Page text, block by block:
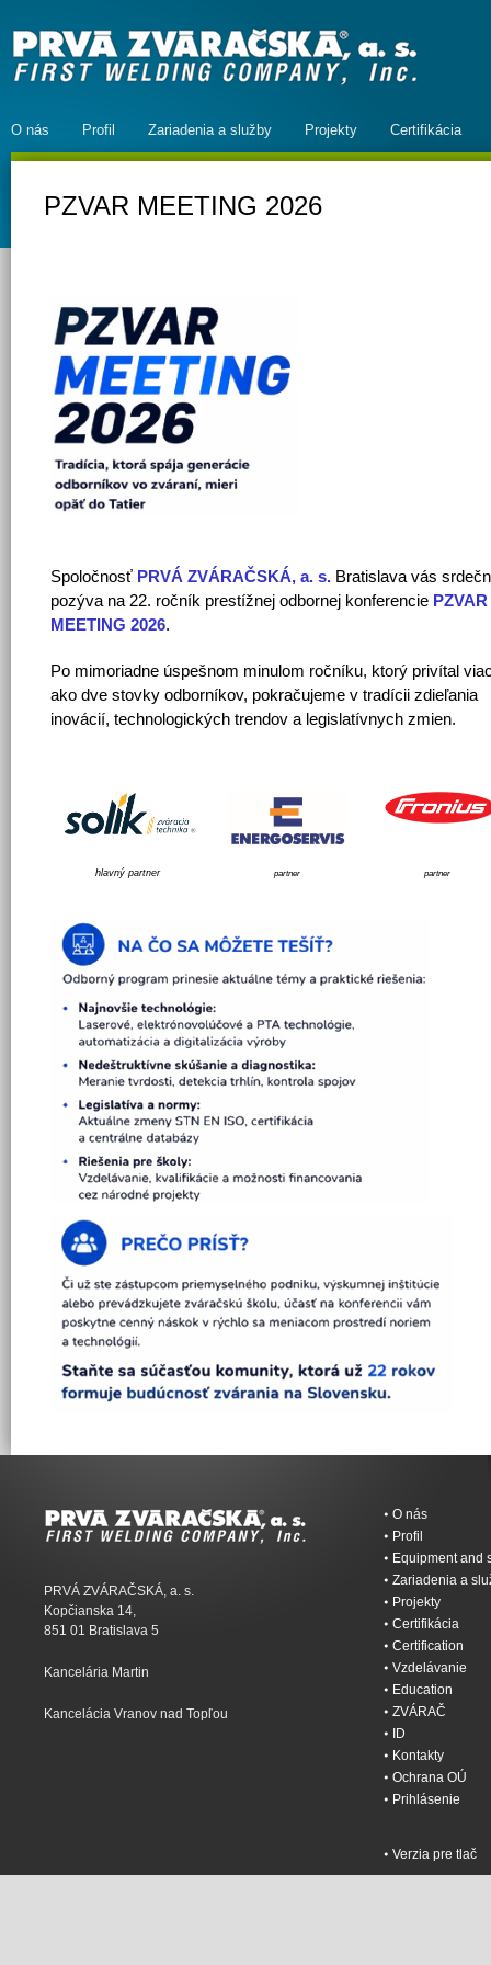
O nás Profil Zariadenia a služby Projekty Certifikácia
PZVAR MEETING 2026
Spoločnosť PRVÁ ZVÁRAČSKÁ, a. s. Bratislava vás
pozýva na 22. ročník prestížnej odbornej konferencie PZVAR
MEETING 2026.
Po mimoriadne úspešnom minulom ročníku, ktorý privítal
ako dve stovky odborníkov, pokračujeme v tradícii zdieľania
inovácií, technologických trendov a legislatívnych zmien.
hlavný partner partner partner
PRVÁ ZVÁRAČSKÁ, a. s.
Kopčianska 14,
851 01 Bratislava 5
Kancelária Martin
Kancelácia Vranov nad Topľou
O nás
Profil
Equipment and
Zariadenia a
Projekty
Certifikácia
Certification
Vzdelávanie
Education
ZVÁRAČ
ID
Kontakty
Ochrana OÚ
Prihlásenie
Verzia pre tlač